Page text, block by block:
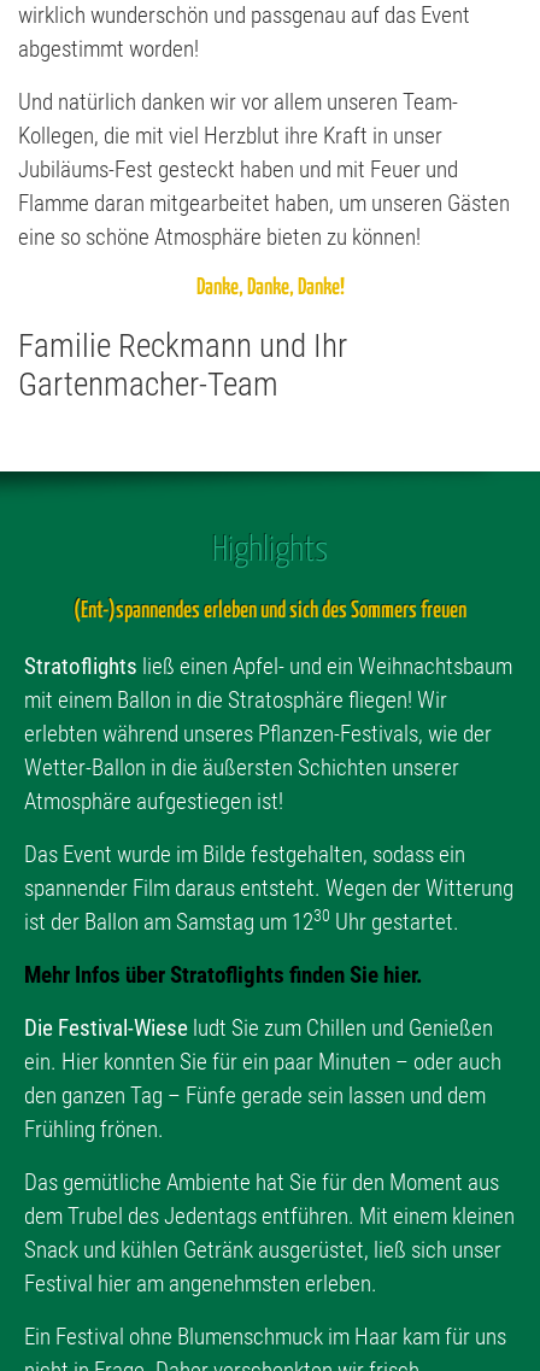
wirklich wunderschön und passgenau auf das Event
abgestimmt worden!
Und natürlich danken wir vor allem unseren Team-
Kollegen, die mit viel Herzblut ihre Kraft in unser
Jubiläums-Fest gesteckt haben und mit Feuer und
Flamme daran mitgearbeitet haben, um unseren Gästen
eine so schöne Atmosphäre bieten zu können!
Danke, Danke, Danke!
Familie Reckmann und Ihr
Gartenmacher-Team
Highlights
(Ent-)spannendes erleben und sich des Sommers freuen
Stratoflights ließ einen Apfel- und ein Weihnachtsbaum
mit einem Ballon in die Stratosphäre fliegen! Wir
erlebten während unseres Pflanzen-Festivals, wie der
Wetter-Ballon in die äußersten Schichten unserer
Atmosphäre aufgestiegen ist!
Das Event wurde im Bilde festgehalten, sodass ein
spannender Film daraus entsteht. Wegen der Witterung
ist der Ballon am Samstag um 1230 Uhr gestartet.
Mehr Infos über Stratoflights finden Sie hier.
Die Festival-Wiese ludt Sie zum Chillen und Genießen
ein. Hier konnten Sie für ein paar Minuten – oder auch
den ganzen Tag – Fünfe gerade sein lassen und dem
Frühling frönen.
Das gemütliche Ambiente hat Sie für den Moment aus
dem Trubel des Jedentags entführen. Mit einem kleinen
Snack und kühlen Getränk ausgerüstet, ließ sich unser
Festival hier am angenehmsten erleben.
Ein Festival ohne Blumenschmuck im Haar kam für uns